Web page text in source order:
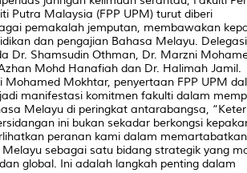
Putra Malaysia (FPP UPM) turut diberi
pemakalah jemputan, membawakan
dan pengajian Bahasa Melayu.
Dr. Shamsudin Othman, Dr. Marzni
Mohd Hanafiah dan Dr. Halimah Jamil.
Mohamed Mokhtar, penyertaan FPP UPM
manifestasi komitmen fakulti dalam
Melayu di peringkat antarabangsa,
ini bukan sekadar berkongsi
peranan kami dalam memartabatkan
sebagai satu bidang strategik yang
global. Ini adalah langkah penting dalam